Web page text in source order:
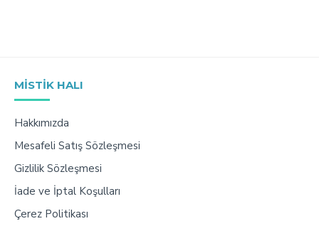
MISTIK HALI
Hakkımızda
Mesafeli Satış Sözleşmesi
Gizlilik Sözleşmesi
İade ve İptal Koşulları
Çerez Politikası